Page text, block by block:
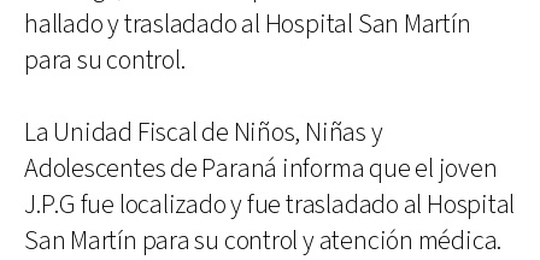
hallado y trasladado al Hospital San Martín
para su control.
La Unidad Fiscal de Niños, Niñas y
Adolescentes de Paraná informa que el joven
J.P.G fue localizado y fue trasladado al Hospital
San Martín para su control y atención médica.